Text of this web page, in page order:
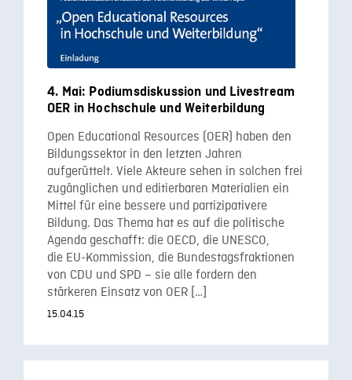
4. Mai: Podiumsdiskussion und Livestream
OER in Hochschule und Weiterbildung
Open Educational Resources (OER) haben den
Bildungssektor in den letzten Jahren
aufgerüttelt. Viele Akteure sehen in solchen frei
zugänglichen und editierbaren Materialien ein
Mittel für eine bessere und partizipativere
Bildung. Das Thema hat es auf die politische
Agenda geschafft: die OECD, die UNESCO,
die EU-Kommission, die Bundestagsfraktionen
von CDU und SPD – sie alle fordern den
stärkeren Einsatz von OER […]
15.04.15